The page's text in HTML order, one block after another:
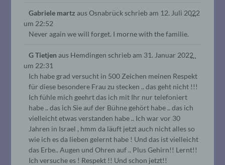
Gabriele martzaus Osnabrück schrieb am 12. Juli 2022
um 22:52
Never again we will forget. I morne with the familie.
...Diese
G Tietjenaus Hemdingen schrieb am 31. Januar 2022
um 22:31
Ich habe grad versucht in 500 Zeichen meinen Respekt
für diese besondere Frau zu stecken .. das geht nicht !!!
Ich fühle mich geehrt das ich mit Ihr nur telefoniert
habe .. das ich Sie auf der Bühne gehört habe .. das ich
vielleicht etwas verstanden habe .. Ich war vor 30
Jahren in Israel , hmm da läuft jetzt auch nicht alles so
wie ich es da lieben gelernt habe ! Und das ist vielleicht
das Erbe.. Augen und Ohren auf .. Plus Gehirn!! Lernt!!
Ich versuche es ! Respekt !! Und schon jetzt!!
...
ein-/